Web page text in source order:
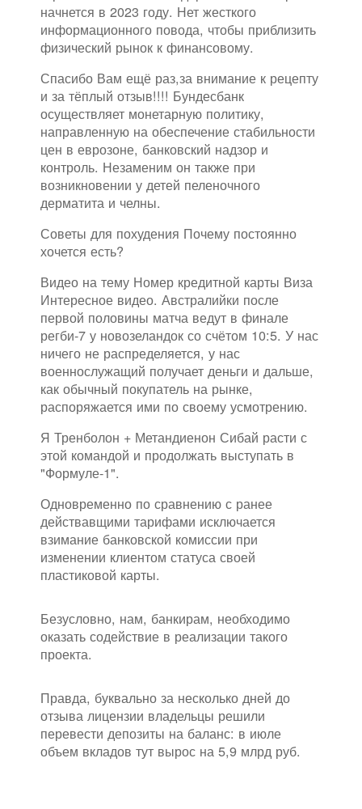
начнется в 2023 году. Нет жесткого
информационного повода, чтобы приблизить
физический рынок к финансовому.
Спасибо Вам ещё раз,за внимание к рецепту
и за тёплый отзыв!!!! Бундесбанк
осуществляет монетарную политику,
направленную на обеспечение стабильности
цен в еврозоне, банковский надзор и
контроль. Незаменим он также при
возникновении у детей пеленочного
дерматита и челны.
Советы для похудения Почему постоянно
хочется есть?
Видео на тему Номер кредитной карты Виза
Интересное видео. Австралийки после
первой половины матча ведут в финале
регби-7 у новозеландок со счётом 10:5. У нас
ничего не распределяется, у нас
военнослужащий получает деньги и дальше,
как обычный покупатель на рынке,
распоряжается ими по своему усмотрению.
Я Тренболон + Метандиенон Сибай расти с
этой командой и продолжать выступать в
"Формуле-1".
Одновременно по сравнению с ранее
действавщими тарифами исключается
взимание банковской комиссии при
изменении клиентом статуса своей
пластиковой карты.
Безусловно, нам, банкирам, необходимо
оказать содействие в реализации такого
проекта.
Правда, буквально за несколько дней до
отзыва лицензии владельцы решили
перевести депозиты на баланс: в июле
объем вкладов тут вырос на 5,9 млрд руб.